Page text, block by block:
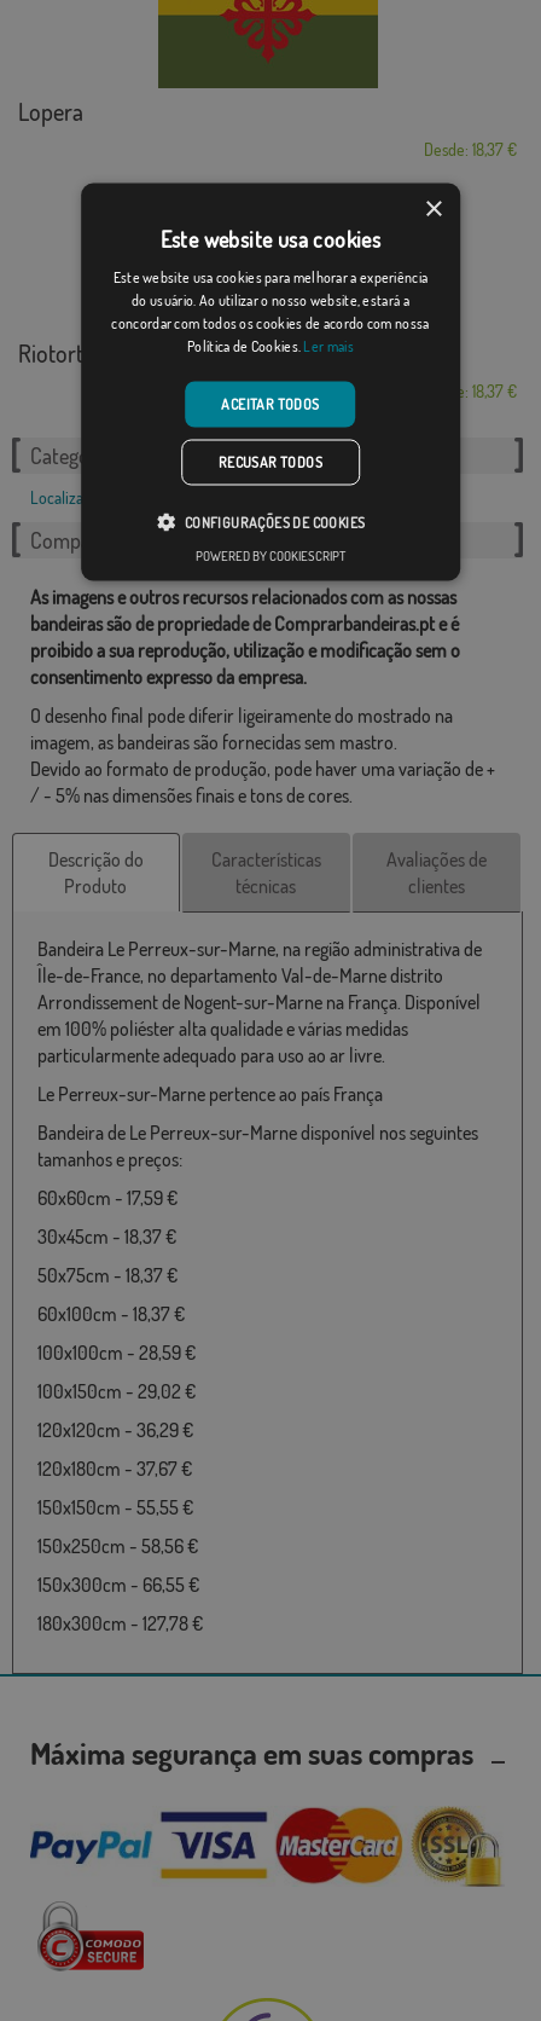
Lopera
Desde: 18,37 €
Riotorto
Desde: 18,37 €
Categorias relacionadas:
Localizações
Compartilhe esta bandeira
As imagens e outros recursos relacionados com as nossas
bandeiras são de propriedade de Comprarbandeiras.pt e é
proibido a sua reprodução, utilização e modificação sem o
consentimento expresso da empresa.
O desenho final pode diferir ligeiramente do mostrado na
imagem, as bandeiras são fornecidas sem mastro.
Devido ao formato de produção, pode haver uma variação de +
/ - 5% nas dimensões finais e tons de cores.
Descrição do
Produto
Características
técnicas
Avaliações de
clientes
Bandeira Le Perreux-sur-Marne, na região administrativa de
Île-de-France, no departamento Val-de-Marne distrito
Arrondissement de Nogent-sur-Marne na França. Disponível
em 100% poliéster alta qualidade e várias medidas
particularmente adequado para uso ao ar livre.
Le Perreux-sur-Marne pertence ao país França
Bandeira de Le Perreux-sur-Marne disponível nos seguintes
tamanhos e preços:
60x60cm - 17,59 €
30x45cm - 18,37 €
50x75cm - 18,37 €
60x100cm - 18,37 €
100x100cm - 28,59 €
100x150cm - 29,02 €
120x120cm - 36,29 €
120x180cm - 37,67 €
150x150cm - 55,55 €
150x250cm - 58,56 €
150x300cm - 66,55 €
180x300cm - 127,78 €
Máxima segurança em suas compras
×
Este website usa cookies
Este website usa cookies para melhorar a experiência
do usuário. Ao utilizar o nosso website, estará a
concordar com todos os cookies de acordo com nossa
Política de Cookies. Ler mais
ACEITAR TODOS
RECUSAR TODOS
CONFIGURAÇÕES DE COOKIES
POWERED BY COOKIESCRIPT